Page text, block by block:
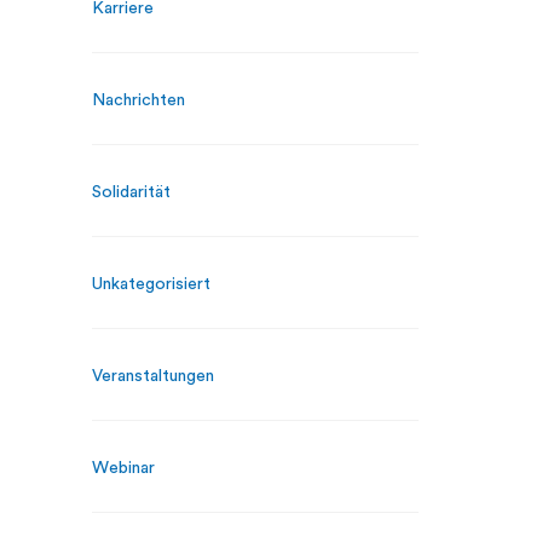
Karriere
Nachrichten
Solidarität
Unkategorisiert
Veranstaltungen
Webinar